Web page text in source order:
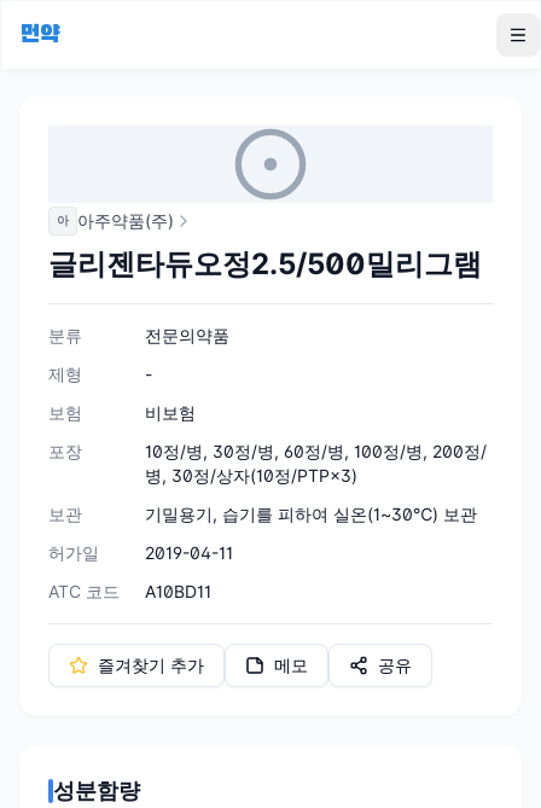
먼약
아 아주약품(주)
글리젠타듀오정2.5/500밀리그램
분류
전문의약품
제형
-
보험
비보험
포장
10정/병, 30정/병, 60정/병, 100정/병, 200정/
병, 30정/상자(10정/PTP×3)
보관
기밀용기, 습기를 피하여 실온(1~30℃) 보관
허가일
2019-04-11
ATC 코드
A10BD11
즐겨찾기 추가 메모 공유
성분함량